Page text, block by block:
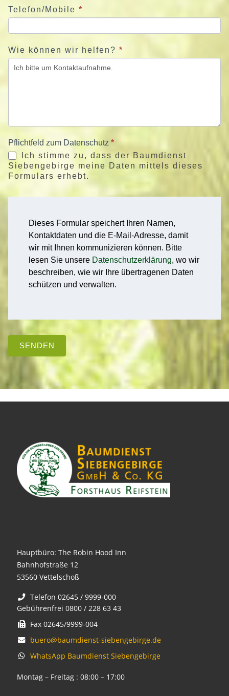
Telefon/Mobile *
Wie können wir helfen? *
Pflichtfeld zum Datenschutz *
Ich stimme zu, dass der Baumdienst
Siebengebirge meine Daten mittels dieses
Formulars erhebt.
Dieses Formular speichert Ihren Namen,
Kontaktdaten und die E-Mail-Adresse, damit
wir mit Ihnen kommunizieren können. Bitte
lesen Sie unsere Datenschutzerklärung, wo wir
beschreiben, wie wir Ihre übertragenen Daten
schützen und verwalten.
SENDEN
Hauptbüro: The Robin Hood Inn
Bahnhofstraße 12
53560 Vettelschoß
Telefon 02645 / 9999-000
Gebührenfrei 0800 / 228 63 43
Fax 02645/9999-004
buero@baumdienst-siebengebirge.de
WhatsApp Baumdienst Siebengebirge
Montag – Freitag : 08:00 – 17:00